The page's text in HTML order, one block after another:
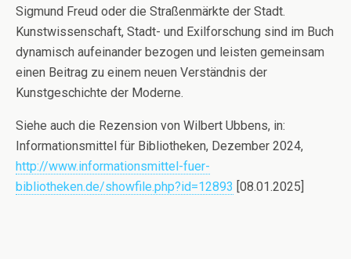
Sigmund Freud oder die Straßenmärkte der Stadt.
Kunstwissenschaft, Stadt- und Exilforschung sind im Buch
dynamisch aufeinander bezogen und leisten gemeinsam
einen Beitrag zu einem neuen Verständnis der
Kunstgeschichte der Moderne.
Siehe auch die Rezension von Wilbert Ubbens, in:
Informationsmittel für Bibliotheken, Dezember 2024,
http://www.informationsmittel-fuer-
bibliotheken.de/showfile.php?id=12893 [08.01.2025]